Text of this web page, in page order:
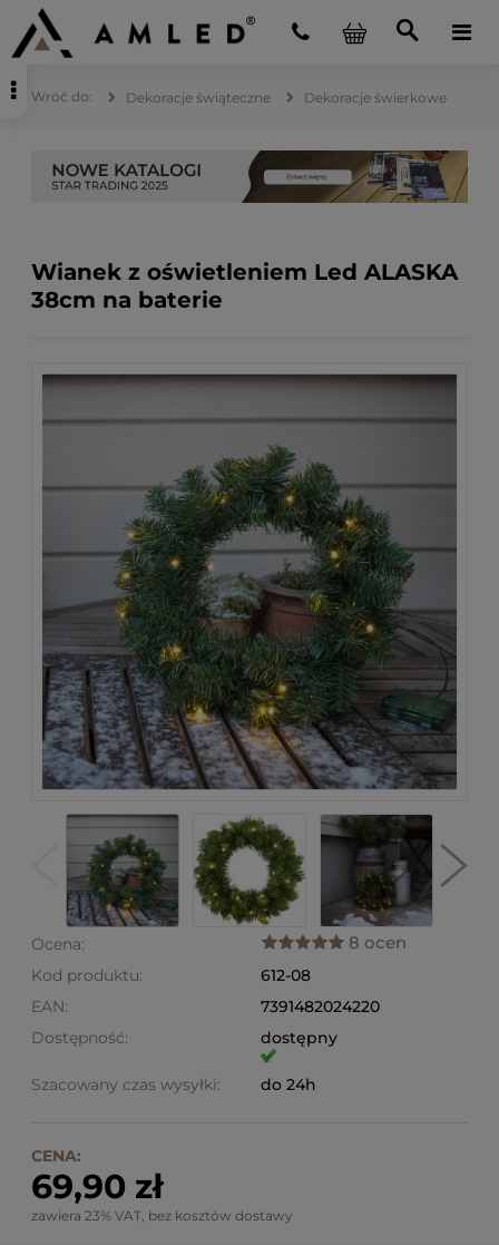
Dekoracje świąteczne Dekoracje świerkowe
Wianek z oświetleniem Led ALASKA
38cm na baterie
Ocena: 8 ocen
Kod produktu:
612-08
EAN:
7391482024220
Dostępność:
dostępny
Szacowany czas wysyłki: do 24h
CENA:
69,90 zł
zawiera 23% VAT, bez kosztów dostawy